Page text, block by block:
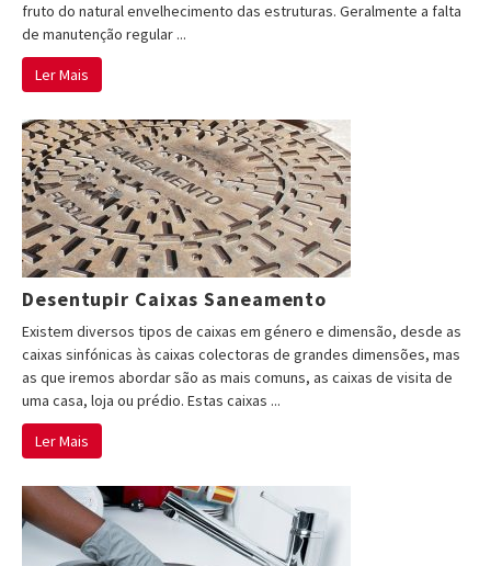
fruto do natural envelhecimento das estruturas. Geralmente a falta
de manutenção regular ...
Ler Mais
Desentupir Caixas Saneamento
Existem diversos tipos de caixas em género e dimensão, desde as
caixas sinfónicas às caixas colectoras de grandes dimensões, mas
as que iremos abordar são as mais comuns, as caixas de visita de
uma casa, loja ou prédio. Estas caixas ...
Ler Mais